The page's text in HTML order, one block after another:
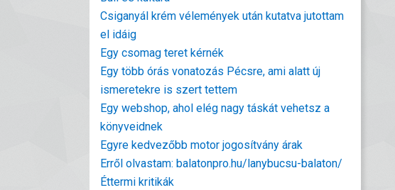
Csiganyál krém vélemények után kutatva jutottam
el idáig
Egy csomag teret kérnék
Egy több órás vonatozás Pécsre, ami alatt új
ismeretekre is szert tettem
Egy webshop, ahol elég nagy táskát vehetsz a
könyveidnek
Egyre kedvezőbb motor jogosítvány árak
Erről olvastam: balatonpro.hu/lanybucsu-balaton/
Éttermi kritikák